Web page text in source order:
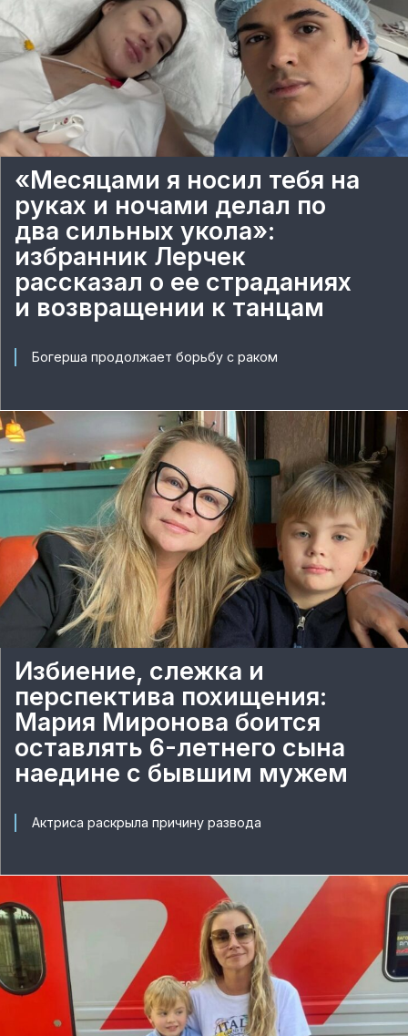
«Месяцами я носил тебя на
руках и ночами делал по
два сильных укола»:
избранник Лерчек
рассказал о ее страданиях
и возвращении к танцам
Богерша продолжает борьбу с раком
Избиение, слежка и
перспектива похищения:
Мария Миронова боится
оставлять 6-летнего сына
наедине с бывшим мужем
Актриса раскрыла причину развода